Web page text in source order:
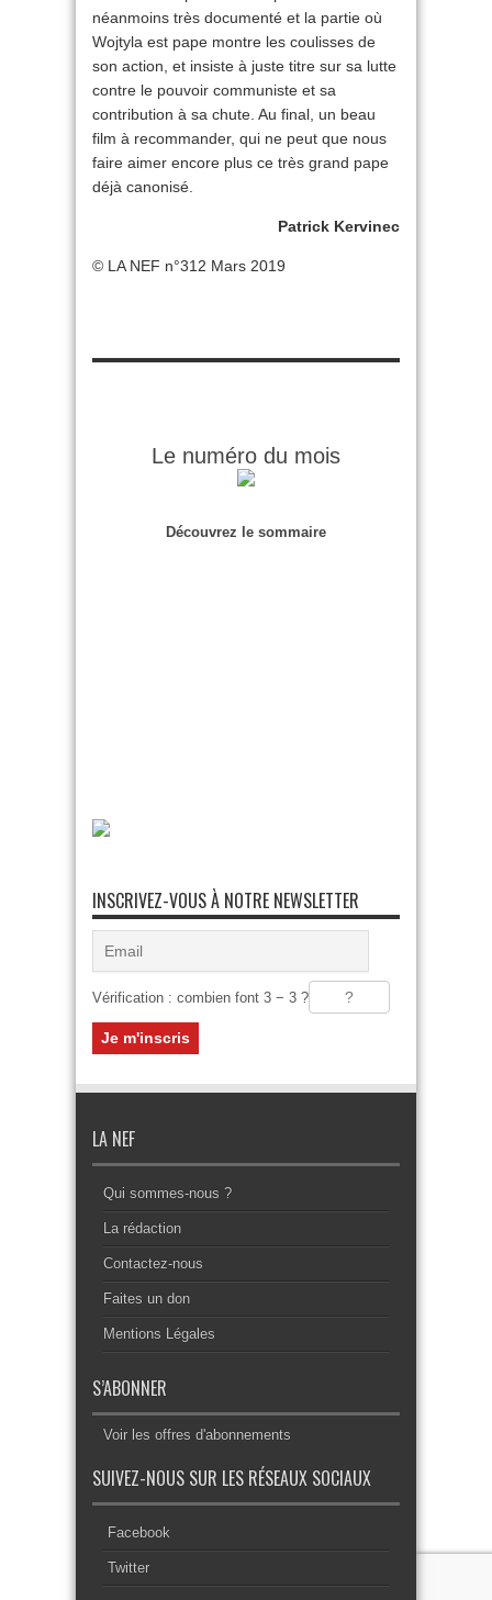
néanmoins très documenté et la partie où
Wojtyla est pape montre les coulisses de
son action, et insiste à juste titre sur sa lutte
contre le pouvoir communiste et sa
contribution à sa chute. Au final, un beau
film à recommander, qui ne peut que nous
faire aimer encore plus ce très grand pape
déjà canonisé.
Patrick Kervinec
© LA NEF n°312 Mars 2019
Le numéro du mois
Découvrez le sommaire
INSCRIVEZ-VOUS À NOTRE NEWSLETTER
Vérification : combien font 3 − 3 ?
LA NEF
Qui sommes-nous ?
La rédaction
Contactez-nous
Faites un don
Mentions Légales
S’ABONNER
Voir les offres d'abonnements
SUIVEZ-NOUS SUR LES RÉSEAUX SOCIAUX
Facebook
Twitter